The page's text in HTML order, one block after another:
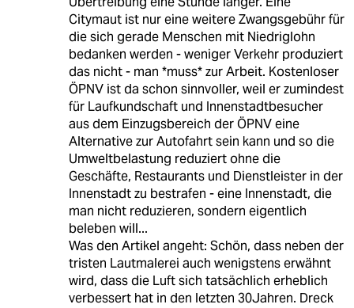
Citymaut ist nur eine weitere Zwangsgebühr für
die sich gerade Menschen mit Niedriglohn
bedanken werden - weniger Verkehr produziert
das nicht - man *muss* zur Arbeit. Kostenloser
ÖPNV ist da schon sinnvoller, weil er zumindest
für Laufkundschaft und Innenstadtbesucher
aus dem Einzugsbereich der ÖPNV eine
Alternative zur Autofahrt sein kann und so die
Umweltbelastung reduziert ohne die
Geschäfte, Restaurants und Dienstleister in der
Innenstadt zu bestrafen - eine Innenstadt, die
man nicht reduzieren, sondern eigentlich
beleben will...
Was den Artikel angeht: Schön, dass neben der
tristen Lautmalerei auch wenigstens erwähnt
wird, dass die Luft sich tatsächlich erheblich
verbessert hat in den letzten 30Jahren. Dreck